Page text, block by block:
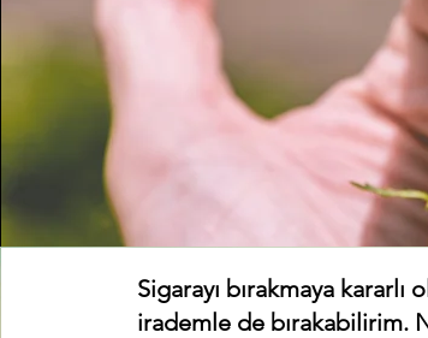
Sigarayı bırakmaya
irademle de bırakabilirim.